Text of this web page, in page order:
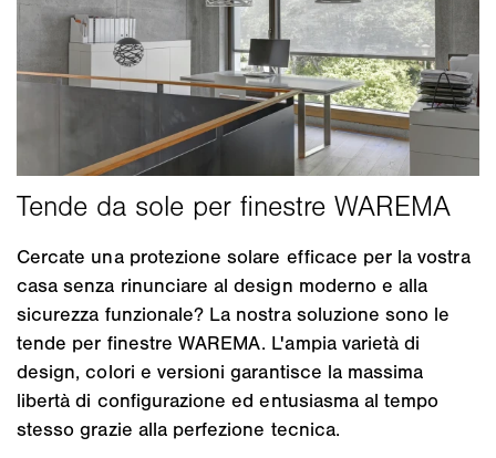
Cercate una protezione solare efficace per la vostra
casa senza rinunciare al design moderno e alla
sicurezza funzionale? La nostra soluzione sono le
tende per finestre WAREMA. L'ampia varietà di
design, colori e versioni garantisce la massima
libertà di configurazione ed entusiasma al tempo
stesso grazie alla perfezione tecnica.